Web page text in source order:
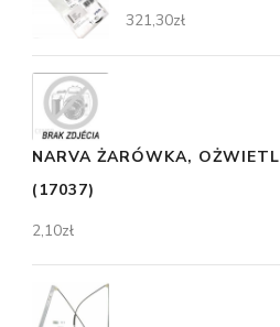
321,30zł
NARVA ŻARÓWKA,
(17037)
2,10zł